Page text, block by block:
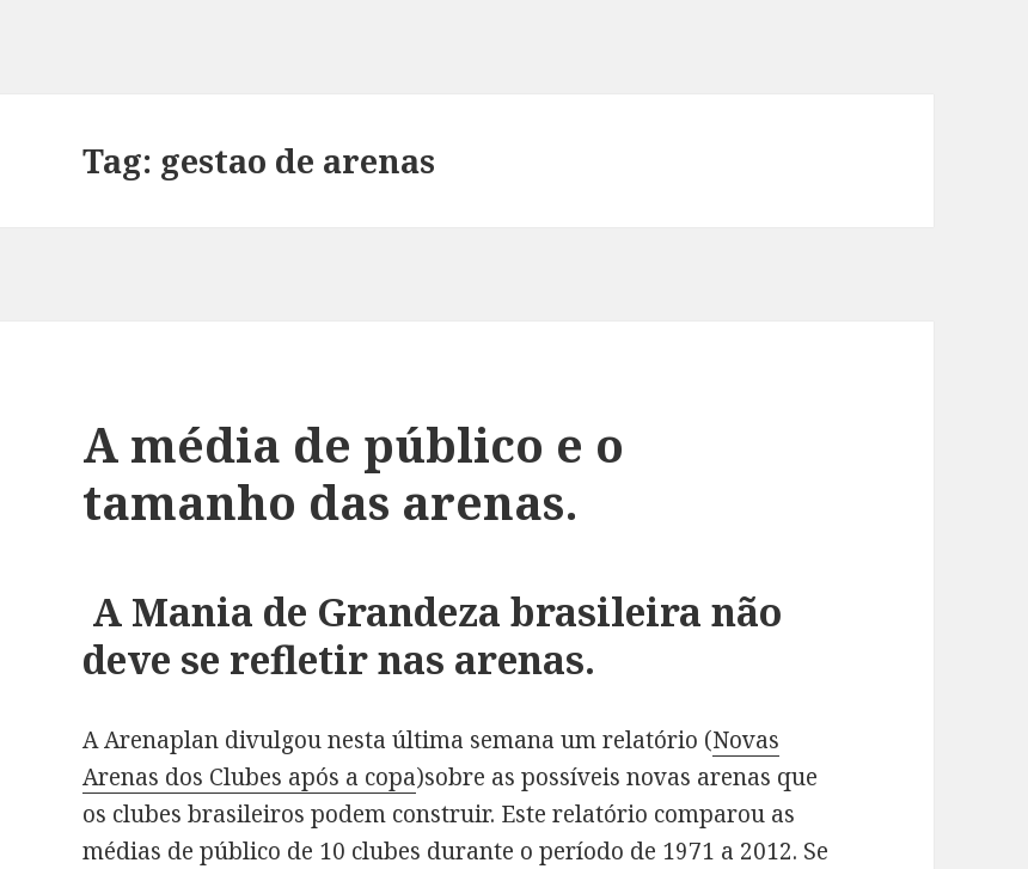
Tag: gestao de arenas
A média de público e o
tamanho das arenas.
A Mania de Grandeza brasileira não
deve se refletir nas arenas.
A Arenaplan divulgou nesta última semana um relatório (Novas
Arenas dos Clubes após a copa)sobre as possíveis novas arenas que
os clubes brasileiros podem construir. Este relatório comparou as
médias de público de 10 clubes durante o período de 1971 a 2012. Se